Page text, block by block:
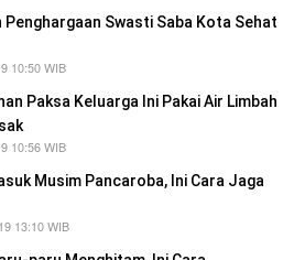
Penghargaan Swasti Saba Kota Sehat
10:50 WIB
Paksa Keluarga Ini Pakai Air Limbah
10:56 WIB
Musim Pancaroba, Ini Cara Jaga
13:10 WIB